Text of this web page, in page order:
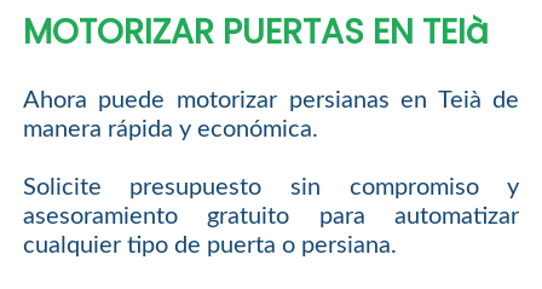
MOTORIZAR PUERTAS EN TEIà
Ahora puede motorizar persianas en Teià de
manera rápida y económica.
Solicite presupuesto sin compromiso y
asesoramiento gratuito para automatizar
cualquier tipo de puerta o persiana.